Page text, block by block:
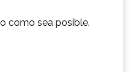
como sea posible.